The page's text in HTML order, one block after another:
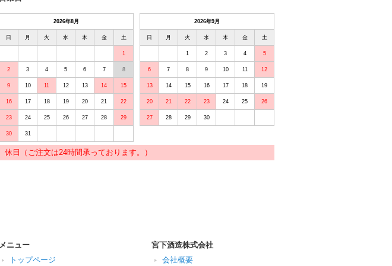
2026年8月
日 月 火 水 木 金 土
1
2 3 4 5 6 7 8
9 10 11 12 13 14 15
16 17 18 19 20 21 22
23 24 25 26 27 28 29
30 31
2026年9月
日 月 火 水 木 金 土
1 2 3 4 5
6 7 8 9 10 11 12
13 14 15 16 17 18 19
20 21 22 23 24 25 26
27 28 29 30
休日（ご注文は24時間承っております。）
メニュー
トップページ
宮下酒造株式会社
会社概要